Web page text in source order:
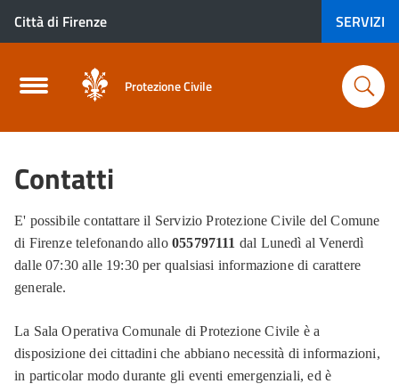
Città di Firenze SERVIZI
Protezione Civile
Contatti
E' possibile contattare il Servizio Protezione Civile del Comune
di Firenze telefonando allo055797111 dal Lunedì al Venerdì
dalle 07:30 alle 19:30 per qualsiasi informazione di carattere
generale.
La Sala Operativa Comunale di Protezione Civile è a
disposizione dei cittadini che abbiano necessità di informazioni,
in particolar modo durante gli eventi emergenziali, ed è